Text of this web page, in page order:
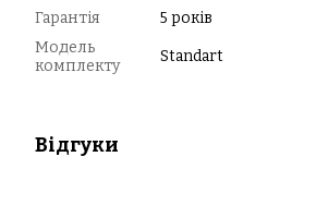
Гарантія
5 років
Модель
комплекту
Standart
Відгуки